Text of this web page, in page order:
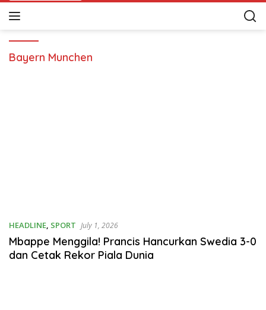
Bayern Munchen
HEADLINE, SPORT July 1, 2026
Mbappe Menggila! Prancis Hancurkan Swedia 3-0
dan Cetak Rekor Piala Dunia